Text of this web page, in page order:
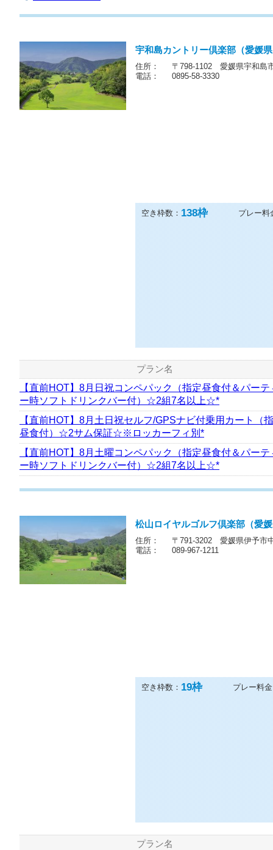
宇和島カントリー倶楽部（愛媛
住所：
〒798-1102 愛媛県宇和島
電話：
0895-58-3330
空き枠数： 138枠 プレー料
プラン名
【直前HOT】8月日祝コンペパック（指定昼食付＆パーテ
ー時ソフトドリンクバー付）☆2組7名以上☆*
【直前HOT】8月土日祝セルフ/GPSナビ付乗用カート（
昼食付）☆2サム保証☆※ロッカーフィ別*
【直前HOT】8月土曜コンペパック（指定昼食付＆パーテ
ー時ソフトドリンクバー付）☆2組7名以上☆*
松山ロイヤルゴルフ倶楽部（愛
住所：
〒791-3202 愛媛県伊予市
電話：
089-967-1211
空き枠数： 19枠 プレー料
プラン名